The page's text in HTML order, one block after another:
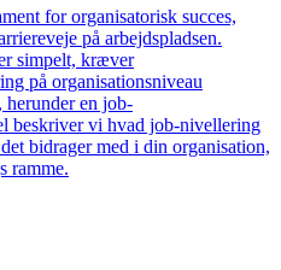
for organisatorisk succes,
på arbejdspladsen.
simpelt, kræver
på organisationsniveau
herunder en job-
beskriver vi hvad ​​job-nivellering
bidrager med i din organisation,
ramme.